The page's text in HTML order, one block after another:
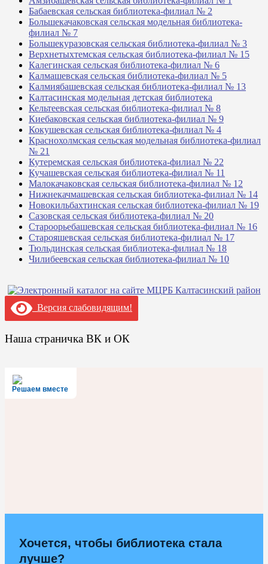
Бабаевская сельская библиотека-филиал № 2
Большекачаковская сельская модельная библиотека-
филиал № 7
Большекуразовская сельская библиотека-филиал № 3
Верхнетыхтемская сельская библиотека-филиал № 15
Калегинская сельская библиотека-филиал № 6
Калмашевская сельская библиотека-филиал № 5
Калмиябашевская сельская библиотека-филиал № 13
Калтасинская модельная детская библиотека
Кельтеевская сельская библиотека-филиал № 8
Киебаковская сельская библиотека-филиал № 9
Кокушевская сельская библиотека-филиал № 4
Краснохолмская сельская модельная библиотека-филиал
№ 21
Кутеремская сельская библиотека-филиал № 22
Кучашевская сельская библиотека-филиал № 11
Малокачаковская сельская библиотека-филиал № 12
Нижнекачмашевская сельская библиотека-филиал № 14
Новокильбахтинская сельская библиотека-филиал № 19
Сазовская сельская библиотека-филиал № 20
Староорьебашевская сельская библиотека-филиал № 16
Старояшевская сельская библиотека-филиал № 17
Тюльдинская сельская библиотека-филиал № 18
Чилибеевская сельская библиотека-филиал № 10
Версия слабовидящим!
Наша страничка ВК и ОК
Решаем вместе
Хочется, чтобы библиотека стала
лучше?